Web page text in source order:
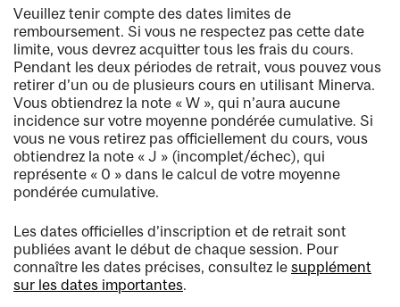
Veuillez tenir compte des dates limites de
remboursement. Si vous ne respectez pas cette date
limite, vous devrez acquitter tous les frais du cours.
Pendant les deux périodes de retrait, vous pouvez vous
retirer d’un ou de plusieurs cours en utilisant Minerva.
Vous obtiendrez la note « W », qui n’aura aucune
incidence sur votre moyenne pondérée cumulative. Si
vous ne vous retirez pas officiellement du cours, vous
obtiendrez la note « J » (incomplet/échec), qui
représente « 0 » dans le calcul de votre moyenne
pondérée cumulative.
Les dates officielles d’inscription et de retrait sont
publiées avant le début de chaque session. Pour
connaître les dates précises, consultez le supplément
sur les dates importantes.